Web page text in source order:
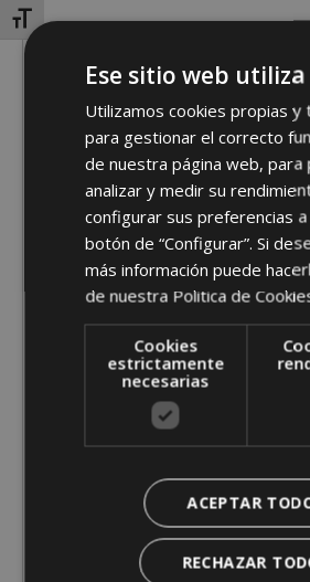
Toggle Font size
16441
4.28
3.18
1227
VILLAMEITIDE END-
INDIRA
VILLAMEITIDE S.L. (LU)
Ese sitio web
Utilizamos cookies propias y
para gestionar el correcto
de nuestra página web, para
analizar y medir su
configurar sus preferencias
botón de “Configurar”. Si
más información puede
de nuestra Politica de
Cookies
estrictamente
necesarias
ACEPTAR
RECHAZAR